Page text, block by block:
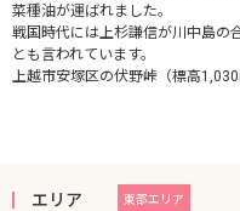
菜種油が運ばれました。
戦国時代には上杉謙信が川中島の
とも言われています。
上越市安塚区の伏野峠（標高
エリア 東部エリア